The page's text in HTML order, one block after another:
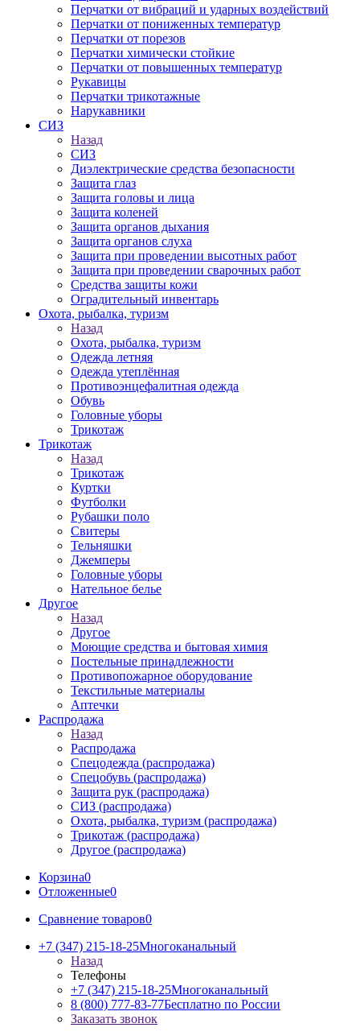
Перчатки от вибраций и ударных воздействий
Перчатки от пониженных температур
Перчатки от порезов
Перчатки химически стойкие
Перчатки от повышенных температур
Рукавицы
Перчатки трикотажные
Нарукавники
СИЗ
Назад
СИЗ
Диэлектрические средства безопасности
Защита глаз
Защита головы и лица
Защита коленей
Защита органов дыхания
Защита органов слуха
Защита при проведении высотных работ
Защита при проведении сварочных работ
Средства защиты кожи
Оградительный инвентарь
Охота, рыбалка, туризм
Назад
Охота, рыбалка, туризм
Одежда летняя
Одежда утеплённая
Противоэнцефалитная одежда
Обувь
Головные уборы
Трикотаж
Трикотаж
Назад
Трикотаж
Куртки
Футболки
Рубашки поло
Свитеры
Тельняшки
Джемперы
Головные уборы
Нательное белье
Другое
Назад
Другое
Моющие средства и бытовая химия
Постельные принадлежности
Противопожарное оборудование
Текстильные материалы
Аптечки
Распродажа
Назад
Распродажа
Спецодежда (распродажа)
Спецобувь (распродажа)
Защита рук (распродажа)
СИЗ (распродажа)
Охота, рыбалка, туризм (распродажа)
Трикотаж (распродажа)
Другое (распродажа)
Корзина0
Отложенные0
Сравнение товаров0
+7 (347) 215-18-25Многоканальный
Назад
Телефоны
+7 (347) 215-18-25Многоканальный
8 (800) 777-83-77Бесплатно по России
Заказать звонок